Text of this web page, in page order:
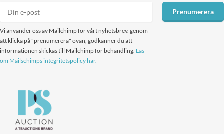
Vi använder oss av Mailchimp för vårt nyhetsbrev. genom
att klicka på "prenumerera" ovan, godkänner du att
informationen skickas till Mailchimp för behandling. Läs
om Mailschimps integritetspolicy här.
Prenumerera